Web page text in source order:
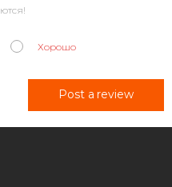
Хорошо
Post a review